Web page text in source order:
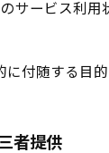
サービス利用
に付随する目的
者提供